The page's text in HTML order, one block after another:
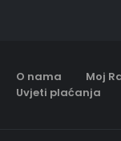
O nama Moj
Uvjeti plaćanja